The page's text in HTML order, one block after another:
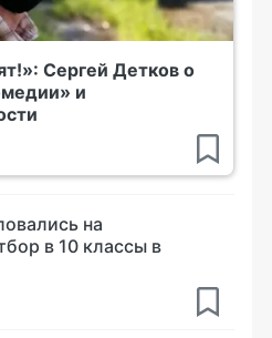
Сергей Детков о
и
на
в 10 классы в